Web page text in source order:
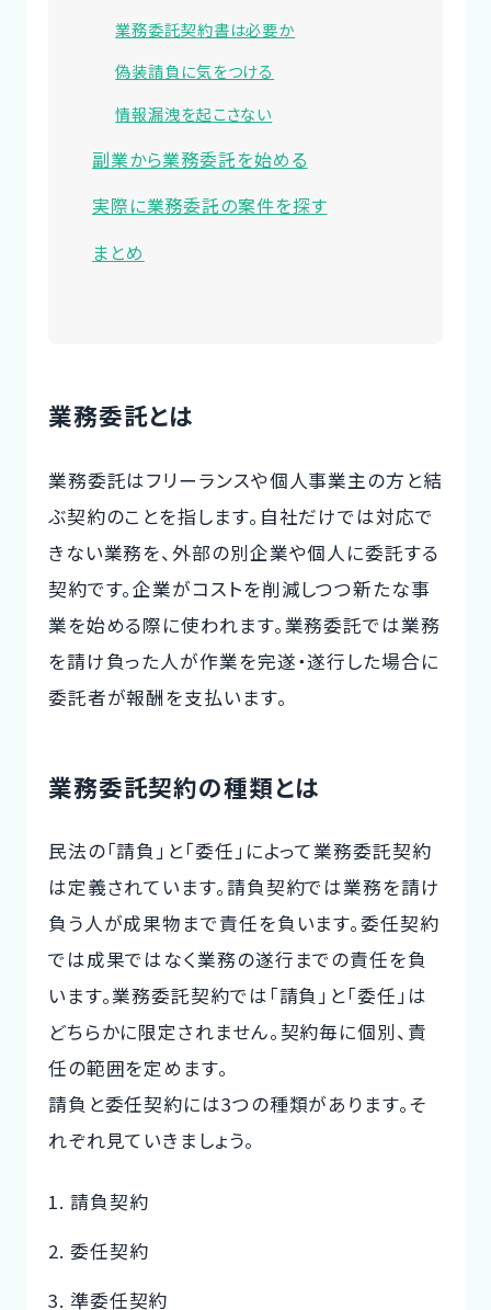
業務委託契約書は必要か
偽装請負に気をつける
情報漏洩を起こさない
副業から業務委託を始める
実際に業務委託の案件を探す
まとめ
業務委託とは
業務委託はフリーランスや個人事業主の方と結
ぶ契約のことを指します。自社だけでは対応で
きない業務を、外部の別企業や個人に委託する
契約です。企業がコストを削減しつつ新たな事
業を始める際に使われます。業務委託では業務
を請け負った人が作業を完遂・遂行した場合に
委託者が報酬を支払います。
業務委託契約の種類とは
民法の「請負」と「委任」によって業務委託契約
は定義されています。請負契約では業務を請け
負う人が成果物まで責任を負います。委任契約
では成果ではなく業務の遂行までの責任を負
います。業務委託契約では「請負」と「委任」は
どちらかに限定されません。契約毎に個別、責
任の範囲を定めます。
請負と委任契約には3つの種類があります。そ
れぞれ見ていきましょう。
請負契約
委任契約
準委任契約